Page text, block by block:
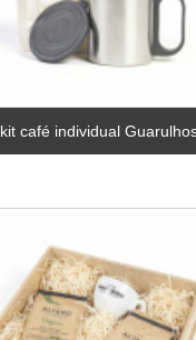
kit café individual